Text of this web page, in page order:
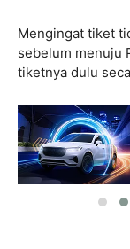
Mengingat tiket
sebelum menuju
tiketnya dulu